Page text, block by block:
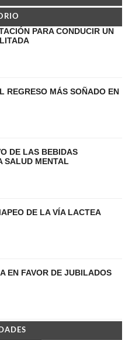
PARA CONDUCIR UN
REGRESO MÁS SOÑADO EN
DE LAS BEBIDAS
SALUD MENTAL
DE LA VÍA LACTEA
EN FAVOR DE JUBILADOS